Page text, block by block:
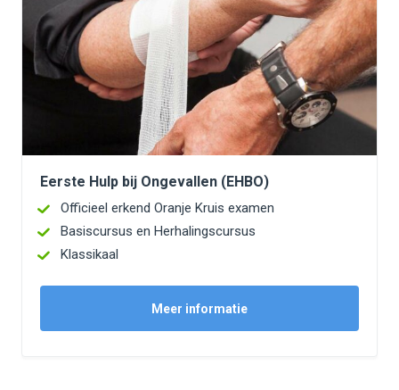
Eerste Hulp bij Ongevallen (EHBO)
Officieel erkend Oranje Kruis examen
Basiscursus en Herhalingscursus
Klassikaal
Meer informatie